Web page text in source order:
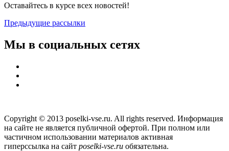
Оставайтесь в курсе всех новостей!
Предыдущие рассылки
Мы в социальных сетях
Copyright © 2013 poselki-vse.ru. All rights reserved. Информация
на сайте не является публичной офертой. При полном или
частичном использовании материалов активная
гиперссылка на сайт poselki-vse.ru​ обязательна.